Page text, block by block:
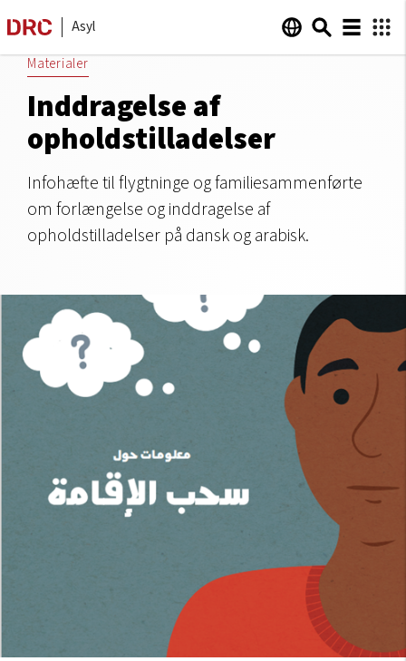
Asyl
Materialer
Inddragelse af
opholdstilladelser
Infohæfte til flygtninge og familiesammenførte
om forlængelse og inddragelse af
opholdstilladelser på dansk og arabisk.